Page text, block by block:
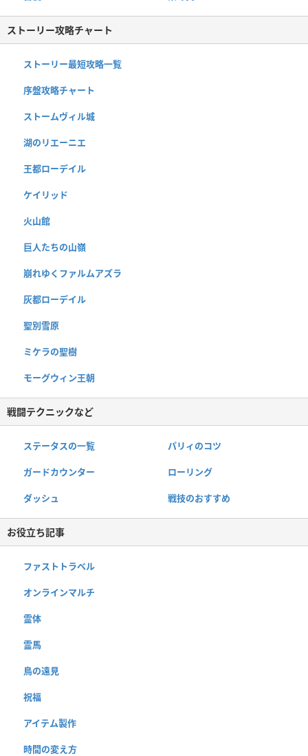
ストーリー攻略チャート
ストーリー最短攻略一覧
序盤攻略チャート
ストームヴィル城
湖のリエーニエ
王都ローデイル
ケイリッド
火山館
巨人たちの山嶺
崩れゆくファルムアズラ
灰都ローデイル
聖別雪原
ミケラの聖樹
モーグウィン王朝
戦闘テクニックなど
ステータスの一覧 パリィのコツ
ガードカウンター ローリング
ダッシュ 戦技のおすすめ
お役立ち記事
ファストトラベル
オンラインマルチ
霊体
霊馬
鳥の遠見
祝福
アイテム製作
時間の変え方